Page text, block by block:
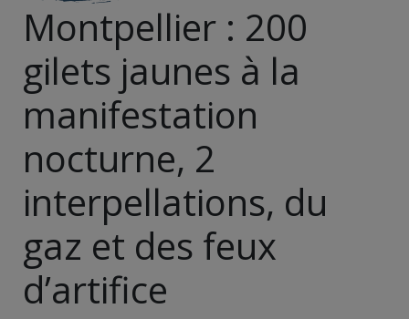
Montpellier : 200
gilets jaunes à la
manifestation
nocturne, 2
interpellations, du
gaz et des feux
d’artifice